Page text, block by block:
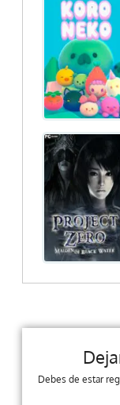
Debes de estar